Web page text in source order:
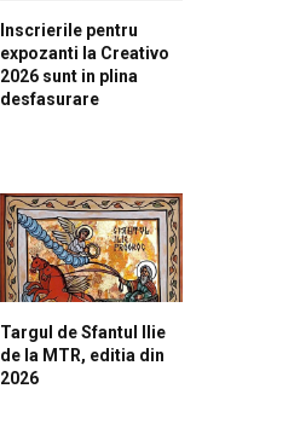
Inscrierile pentru
expozanti la Creativo
2026 sunt in plina
desfasurare
Targul de Sfantul Ilie
de la MTR, editia din
2026